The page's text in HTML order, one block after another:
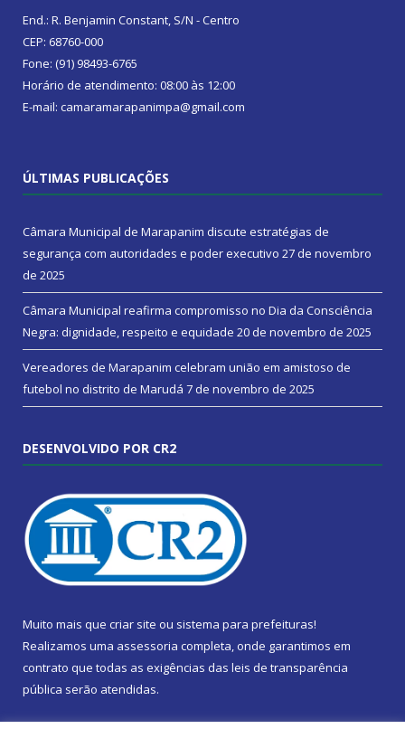
End.: R. Benjamin Constant, S/N - Centro
CEP: 68760-000
Fone: (91) 98493-6765
Horário de atendimento: 08:00 às 12:00
E-mail: camaramarapanimpa@gmail.com
ÚLTIMAS PUBLICAÇÕES
Câmara Municipal de Marapanim discute estratégias de
segurança com autoridades e poder executivo 27 de novembro
de 2025
Câmara Municipal reafirma compromisso no Dia da Consciência
Negra: dignidade, respeito e equidade 20 de novembro de 2025
Vereadores de Marapanim celebram união em amistoso de
futebol no distrito de Marudá 7 de novembro de 2025
DESENVOLVIDO POR CR2
Muito mais que criar site ou sistema para prefeituras!
Realizamos uma assessoria completa, onde garantimos em
contrato que todas as exigências das leis de transparência
pública serão atendidas.